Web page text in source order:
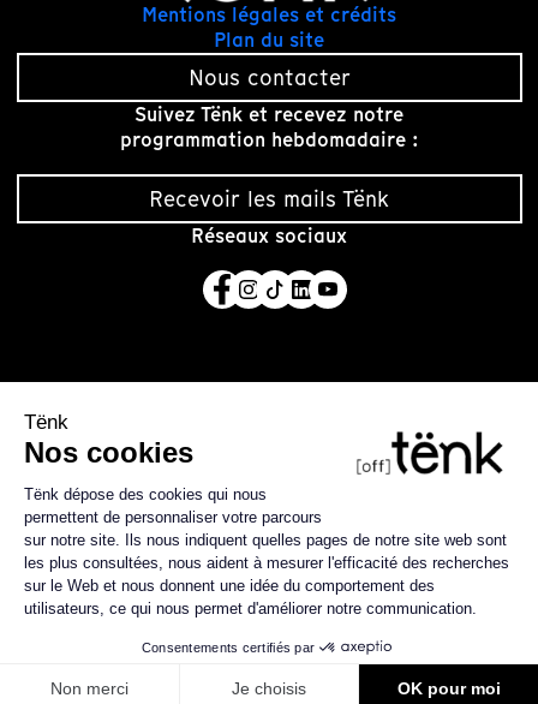
Mentions légales et crédits
Plan du site
Nous contacter
Suivez Tënk et recevez notre
programmation hebdomadaire :
Recevoir les mails Tënk
Réseaux sociaux
Tënk est édité par la coopérative SCIC Tënk basée à